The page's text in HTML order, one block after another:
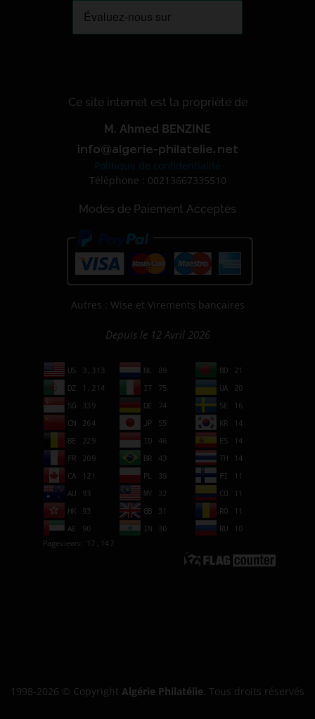
Ce site internet est la proprièté de
M. Ahmed BENZINE
Politique de confidentialité
Téléphone : 00213667335510
Modes de Paiement Acceptés
Autres : Wise et Virements bancaires
Depuis le 12 Avril 2026
1998-2026 © Copyright Algérie Philatélie . Tous droits réservés